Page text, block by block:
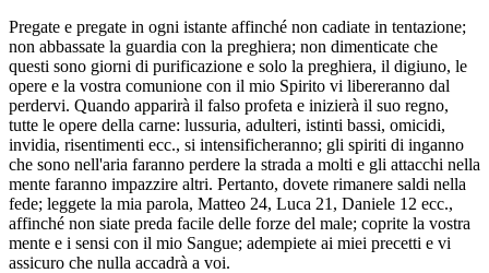
Pregate e pregate in ogni istante affinché non cadiate in tentazione;
non abbassate la guardia con la preghiera; non dimenticate che
questi sono giorni di purificazione e solo la preghiera, il digiuno, le
opere e la vostra comunione con il mio Spirito vi libereranno dal
perdervi. Quando apparirà il falso profeta e inizierà il suo regno,
tutte le opere della carne: lussuria, adulteri, istinti bassi, omicidi,
invidia, risentimenti ecc., si intensificheranno; gli spiriti di inganno
che sono nell'aria faranno perdere la strada a molti e gli attacchi nella
mente faranno impazzire altri. Pertanto, dovete rimanere saldi nella
fede; leggete la mia parola, Matteo 24, Luca 21, Daniele 12 ecc.,
affinché non siate preda facile delle forze del male; coprite la vostra
mente e i sensi con il mio Sangue; adempiete ai miei precetti e vi
assicuro che nulla accadrà a voi.